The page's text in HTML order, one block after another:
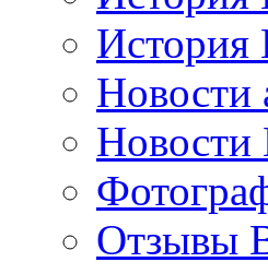
История
Новости
Отзывы